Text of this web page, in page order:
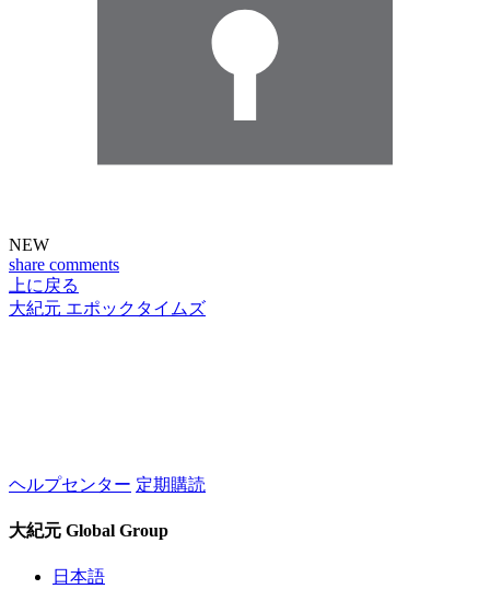
NEW
share comments
上に戻る
大紀元 エポックタイムズ
ヘルプセンター 定期購読
大紀元 Global Group
日本語